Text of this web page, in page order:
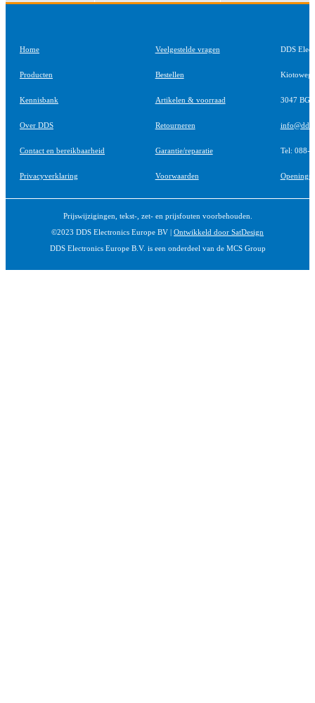
Home
Producten
Kennisbank
Over DDS
Contact en bereikbaarheid
Privacyverklaring
Veelgestelde vragen
Bestellen
Artikelen & voorraad
Retourneren
Garantie/reparatie
Voorwaarden
DDS
Kiotoweg
3047 BG
Tel: 088-
Prijswijzigingen, tekst-, zet- en prijsfouten voorbehouden.
©2023 DDS Electronics Europe BV | Ontwikkeld door SatDesign
DDS Electronics Europe B.V. is een onderdeel van de MCS Group